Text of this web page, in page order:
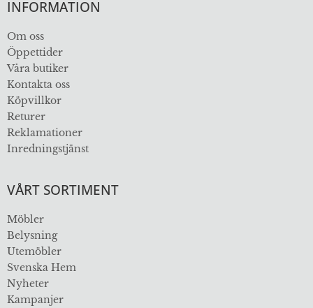
INFORMATION
Om oss
Öppettider
Våra butiker
Kontakta oss
Köpvillkor
Returer
Reklamationer
Inredningstjänst
VÅRT SORTIMENT
Möbler
Belysning
Utemöbler
Svenska Hem
Nyheter
Kampanjer